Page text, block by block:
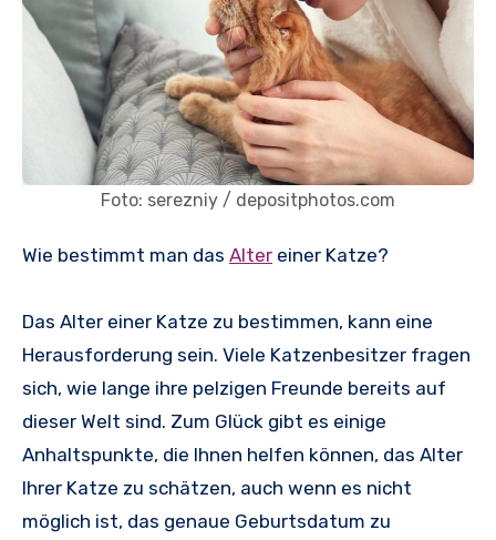
Foto: serezniy / depositphotos.com
Wie bestimmt man das Alter einer Katze?
Das Alter einer Katze zu bestimmen, kann eine
Herausforderung sein. Viele Katzenbesitzer fragen
sich, wie lange ihre pelzigen Freunde bereits auf
dieser Welt sind. Zum Glück gibt es einige
Anhaltspunkte, die Ihnen helfen können, das Alter
Ihrer Katze zu schätzen, auch wenn es nicht
möglich ist, das genaue Geburtsdatum zu